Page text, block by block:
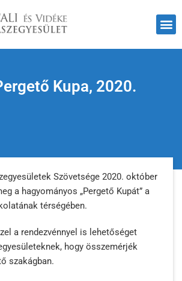
Kupa, 2020.
Szövetsége 2020. október
a hagyományos „Pergető Kupát” a
térségében.
a rendezvénnyel is lehetőséget
hogy összemérjék
szakágban.